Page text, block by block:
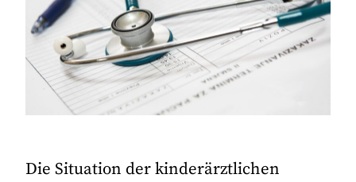
Die Situation der kinderärztlichen